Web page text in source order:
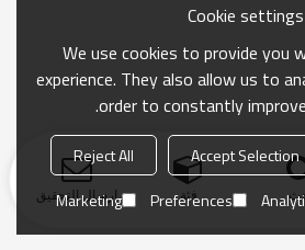
فئة ارسال التحقيق
Cookie settings
We use cookies to provide you
experience. They also allow us to
order to constantly
Accept Selection
Reject All
Preferences
Marketing